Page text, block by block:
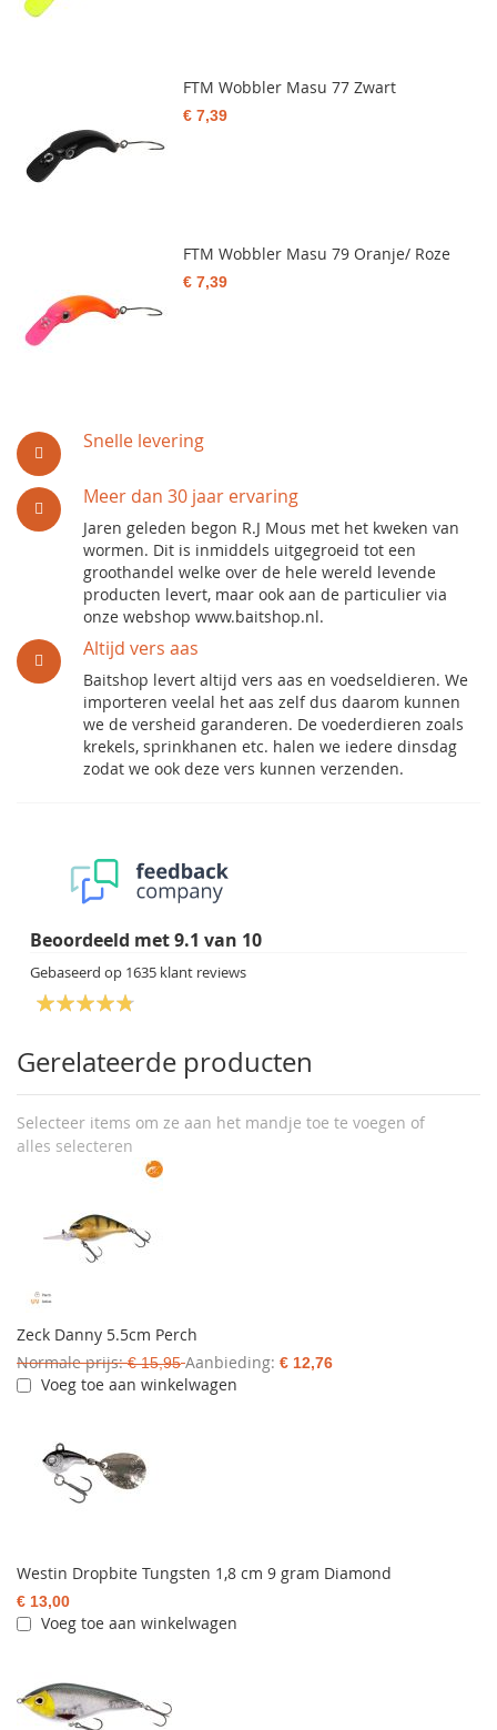
Snelle levering
Meer dan 30 jaar ervaring
Jaren geleden begon R.J Mous met het kweken van
wormen. Dit is inmiddels uitgegroeid tot een
groothandel welke over de hele wereld levende
producten levert, maar ook aan de particulier via
onze webshop www.baitshop.nl.
Altijd vers aas
Baitshop levert altijd vers aas en voedseldieren. We
importeren veelal het aas zelf dus daarom kunnen
we de versheid garanderen. De voederdieren zoals
krekels, sprinkhanen etc. halen we iedere dinsdag
zodat we ook deze vers kunnen verzenden.
Beoordeeld met9.1 van 10
Gebaseerd op 1635 klant reviews
Gerelateerde producten
Selecteer items om ze aan het mandje toe te voegen of
alles selecteren
Zeck Danny 5.5cm Perch
Normale prijs € 15,95 Aanbieding € 12,76
Voeg toe aan winkelwagen
Westin Dropbite Tungsten 1,8 cm 9 gram Diamond
€ 13,00
Voeg toe aan winkelwagen
FTM Wobbler Masu 77 Zwart
€ 7,39
FTM Wobbler Masu 79 Oranje/ Roze
€ 7,39